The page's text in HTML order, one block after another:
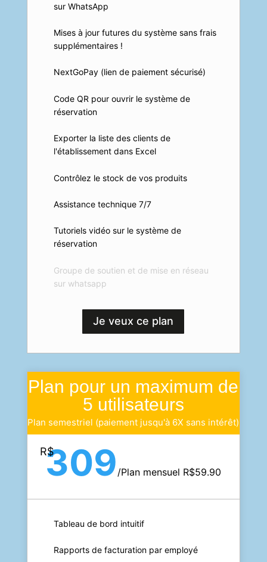
sur WhatsApp
Mises à jour futures du système sans frais
supplémentaires !
NextGoPay (lien de paiement sécurisé)
Code QR pour ouvrir le système de
réservation
Exporter la liste des clients de
l'établissement dans Excel
Contrôlez le stock de vos produits
Assistance technique 7/7
Tutoriels vidéo sur le système de
réservation
Groupe de soutien et de mise en réseau
sur whatsapp
Je veux ce plan
Plan pour un maximum de
5 utilisateurs
Plan semestriel (paiement jusqu'à 6X sans intérêt)
R$
309 /Plan mensuel R$59.90
Tableau de bord intuitif
Rapports de facturation par employé